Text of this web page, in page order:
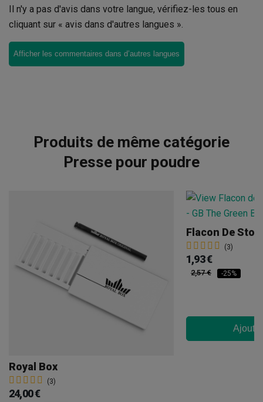
Il n'y a pas d'avis dans votre langue, vérifiez-les tous en
cliquant sur « avis dans d'autres langues ».
Afficher les commentaires dans d’autres langues
Produits de même catégorie
Presse pour poudre
Royal Box
(3)
24,00 €
Flacon De
(3)
1,93 €
2,57 € -25%